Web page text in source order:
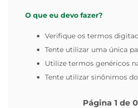
O que eu devo fazer?
Verifique os termos
Tente utilizar uma única
Utilize termos genéricos
Tente utilizar sinônimos
Página 1 de 0